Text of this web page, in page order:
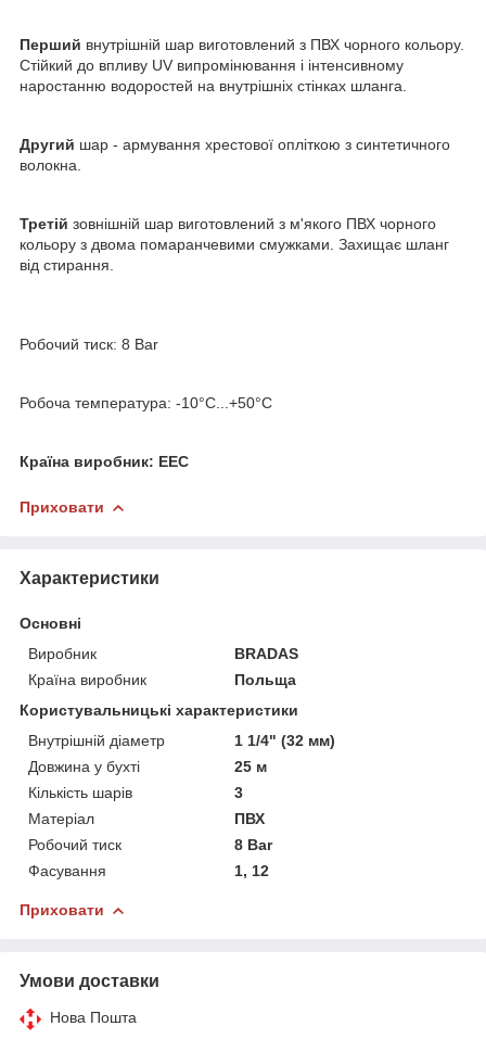
Перший внутрішній шар виготовлений з ПВХ чорного кольору.
Стійкий до впливу UV випромінювання і інтенсивному
наростанню водоростей на внутрішніх стінках шланга.
Другий шар - армування хрестової опліткою з синтетичного
волокна.
Третій зовнішній шар виготовлений з м'якого ПВХ чорного
кольору з двома помаранчевими смужками. Захищає шланг
від стирання.
Робочий тиск: 8 Bar
Робоча температура: -10°С...+50°С
Країна виробник: EEC
Приховати
Характеристики
Основні
Виробник
BRADAS
Країна виробник
Польща
Користувальницькі характеристики
Внутрішній діаметр
1 1/4" (32 мм)
Довжина у бухті
25 м
Кількість шарів
3
Матеріал
ПВХ
Робочий тиск
8 Bar
Фасування
1, 12
Приховати
Умови доставки
Нова Пошта